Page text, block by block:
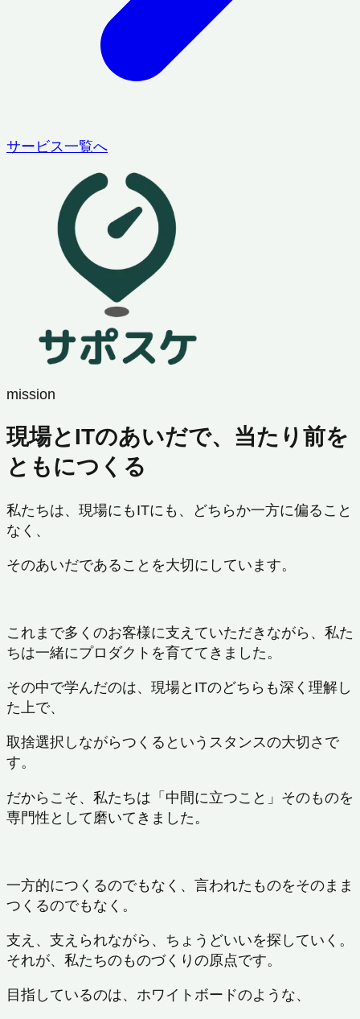
サービス一覧へ
mission
現場とITのあいだで、当たり前を
ともにつくる
私たちは、現場にもITにも、どちらか一方に偏ること
なく、
そのあいだであることを大切にしています。
これまで多くのお客様に支えていただきながら、私た
ちは一緒にプロダクトを育ててきました。
その中で学んだのは、現場とITのどちらも深く理解し
た上で、
取捨選択しながらつくるというスタンスの大切さで
す。
だからこそ、私たちは 「中間に立つこと」そのものを
専門性として磨いてきました。
一方的につくるのでもなく、言われたものをそのまま
つくるのでもなく。
支え、支えられながら、ちょうどいいを探していく。
それが、私たちのものづくりの原点です。
目指しているのは、ホワイトボードのような、